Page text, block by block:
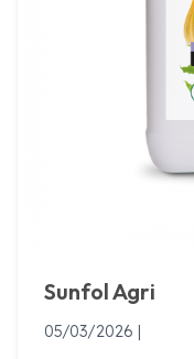
Sunfol Agri
05/03/2026 |